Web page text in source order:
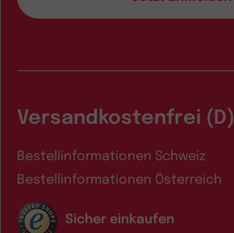
Versandkostenfrei (D)
Bestellinformationen Schweiz
Bestellinformationen Österreich
Sicher einkaufen